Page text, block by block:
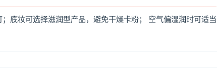
底妆可选择滋润型产品，避免干燥卡粉； 空气偏湿润时可适当